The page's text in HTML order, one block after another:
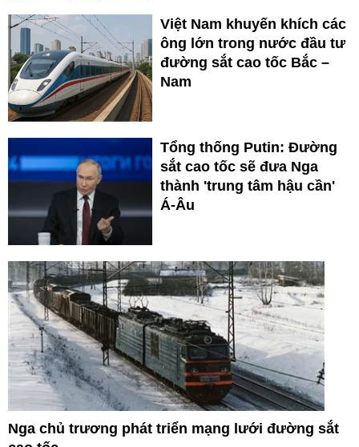
Việt Nam khuyến khích các
ông lớn trong nước đầu tư
đường sắt cao tốc Bắc –
Nam
Tổng thống Putin: Đường
sắt cao tốc sẽ đưa Nga
thành 'trung tâm hậu cần'
Á-Âu
Nga chủ trương phát triển mạng lưới đường sắt